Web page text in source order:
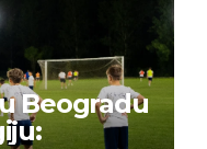
Beogradu